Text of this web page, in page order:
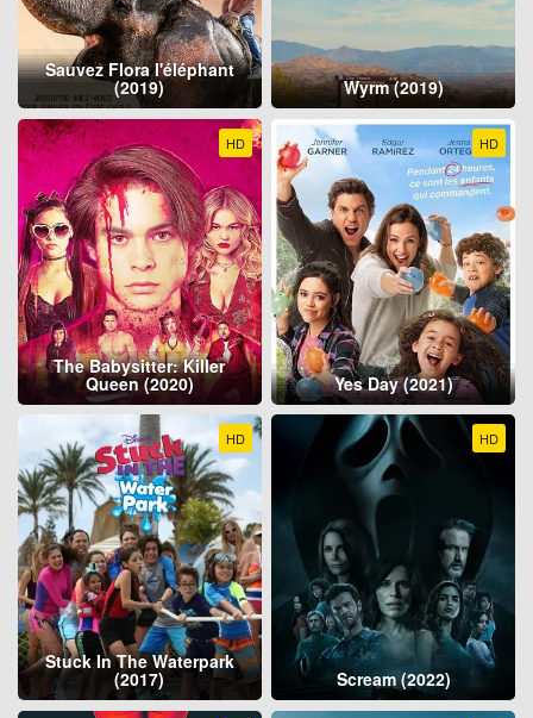
Sauvez Flora l'éléphant
(2019) Wyrm (2019)
HD
The Babysitter: Killer
Queen (2020)
HD
Yes Day (2021)
HD
Stuck In The Waterpark
(2017)
HD
Scream (2022)